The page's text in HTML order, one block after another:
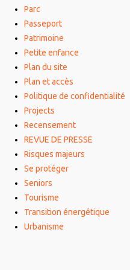
Parc
Passeport
Patrimoine
Petite enfance
Plan du site
Plan et accès
Politique de confidentialité
Projects
Recensement
REVUE DE PRESSE
Risques majeurs
Se protéger
Seniors
Tourisme
Transition énergétique
Urbanisme